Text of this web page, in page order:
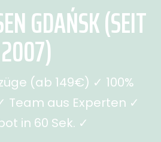
GDAŃSK (SEIT
2007)
(ab 149€) ✓ 100%
Team aus Experten ✓
in 60 Sek. ✓